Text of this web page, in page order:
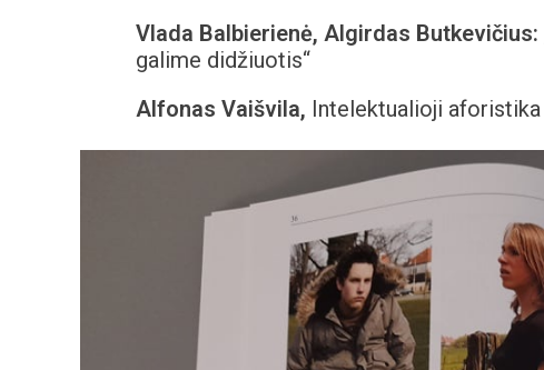
Vlada Balbierienė, Algirdas Butkevičius:
galime didžiuotis“
Alfonas Vaišvila, Intelektualioji aforistika